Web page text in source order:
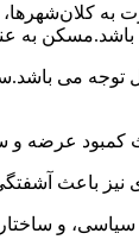
به
به
توجه می
عرضه و
نیز باعث
سیاسی، و